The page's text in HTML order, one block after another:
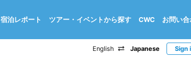
宿泊レポート ツアー・イベントから探す CWC お問い
English Japanese Sign